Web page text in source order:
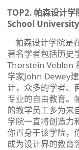
TOP2. 帕森设计
School University
帕森设计学院是
著名学者包括历史
Thorstein Veblen
学家John Dewey
计，众多的学者、
专业的自由教育。
的教学员工多为来
学院一直将创造力
你置身于该学院，
成为设计界的教育